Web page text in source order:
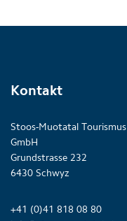
Kontakt
Stoos-Muotatal Tourismus
GmbH
Grundstrasse 232
6430 Schwyz
+41 (0)41 818 08 80